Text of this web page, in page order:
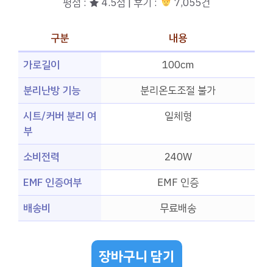
구분
내용
가로길이
100cm
분리난방 기능
분리온도조절 불가
시트/커버 분리 여
부
일체형
소비전력
240W
EMF 인증여부
EMF 인증
배송비
무료배송
장바구니 담기